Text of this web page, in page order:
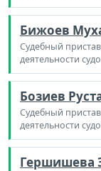
Бижоев
Судебный
деятельности
Бозиев
Судебный
деятельности
Гершишева